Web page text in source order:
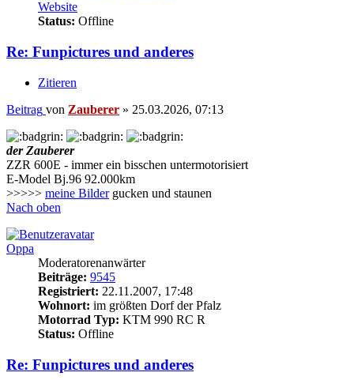
Website
Status: Offline
Re: Funpictures und anderes
Zitieren
Beitrag von Zauberer » 25.03.2026, 07:13
der Zauberer
ZZR 600E - immer ein bisschen untermotorisiert
E-Model Bj.96 92.000km
>>>>> meine Bildergucken und staunen
Nach oben
Oppa
Moderatorenanwärter
Beiträge: 9545
Registriert: 22.11.2007, 17:48
Wohnort: im größten Dorf der Pfalz
Motorrad Typ: KTM 990 RC R
Status: Offline
Re: Funpictures und anderes